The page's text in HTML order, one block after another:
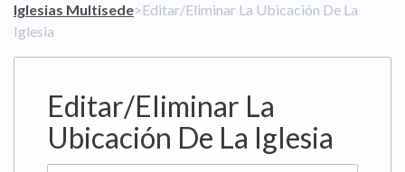
Iglesias Multisede​>​ Editar/Eliminar La Ubicación De La
Iglesia
Editar/Eliminar La
Ubicación De La Iglesia